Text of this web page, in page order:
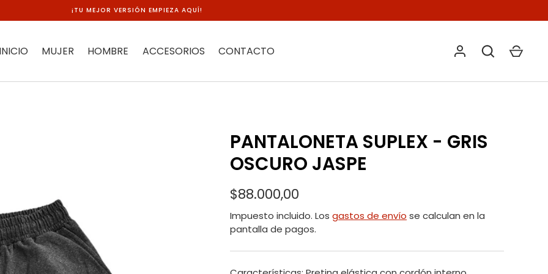
¡TU MEJOR VERSIÓN EMPIEZA AQUÍ!
INICIO MUJER HOMBRE ACCESORIOS CONTACTO
PANTALONETA SUPLEX - GRIS
OSCURO JASPE
$88.000,00
Impuesto incluido. Los gastos de envío se calculan en la
pantalla de pagos.